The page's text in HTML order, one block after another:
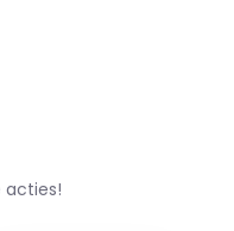
acties!